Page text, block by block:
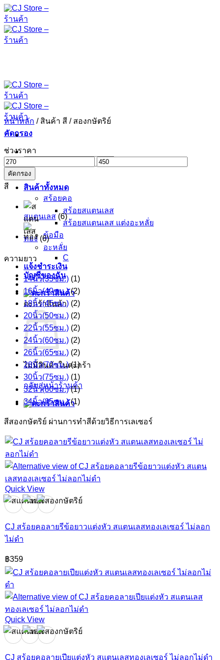
ข้าม
ไป
ยัง
เนื้อหา
สินค้าทั้งหมด
สร้อยคอ
สร้อยสแตนเลส
สร้อยสแตนเลส แต่งอะหลั่ย
ข้อมือ
อะหลั่ย
C
แจ้งชำระเงิน
บัญชีของฉัน
ตะกร้าสินค้า
ไม่มีสินค้าในตะกร้า
กลับสู่หน้าร้านค้า
หน้าหลัก /สินค้า สี /สองกษัตริย์
คัดกรอง
ช่วงราคา
ราคา
ต่ำ
สุด
ราคา
คัดกรอง
สี
สแตนเลส (6)
ทอง (6)
ความยาว
14นิ้ว(35ซม.) (1)
16นิ้ว(40ซม.) (2)
18นิ้ว(45ซม.) (2)
20นิ้ว(50ซม.) (2)
22นิ้ว(55ซม.) (2)
24นิ้ว(60ซม.) (2)
26นิ้ว(65ซม.) (2)
28นิ้ว(70ซม.) (1)
30นิ้ว(75ซม.) (1)
32นิ้ว(80ซม.) (1)
34นิ้ว(85ซม.) (1)
สีสองกษัตริย์ ผ่านการทำสีด้วยวิธีการเลเซอร์
Quick View
CJ สร้อยคอลายรีข้อยาวแต่งหัว สแตนเลสทองเลเซอร์ ไม่ลอก
ไม่ดำ
฿359
Quick View
CJ สร้อยคอลายเปียแต่งหัว สแตนเลสทองเลเซอร์ ไม่ลอกไม่ดำ